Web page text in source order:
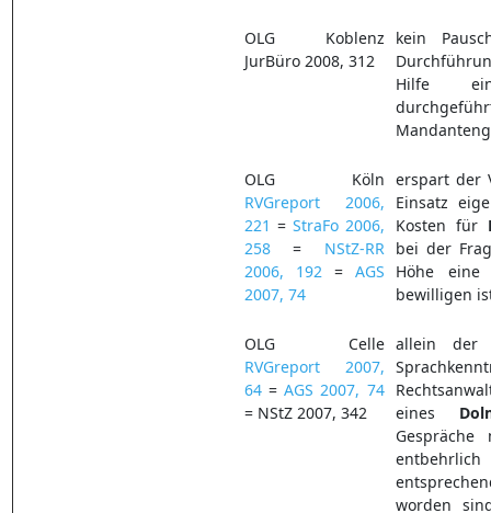
OLG Koblenz
JurBüro 2008, 312
kein
Hilfe
OLG Köln
RVGreport 2006,
221 = StraFo 2006,
258= NStZ-RR
2006, 192 = AGS
2007, 74
erspart der
Einsatz
Kosten für
bei der
Höhe eine
bewilligen
OLG Celle
RVGreport 2007,
64= AGS 2007, 74
= NStZ 2007, 342
allein der
eines
worden